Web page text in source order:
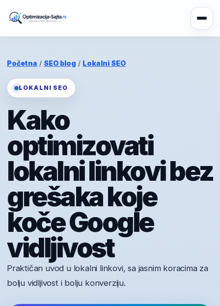
Početna / SEO blog / Lokalni SEO
LOKALNI SEO
Kako
optimizovati
lokalni linkovi bez
grešaka koje
koče Google
vidljivost
Praktičan uvod u lokalni linkovi, sa jasnim koracima za
bolju vidljivost i bolju konverziju.